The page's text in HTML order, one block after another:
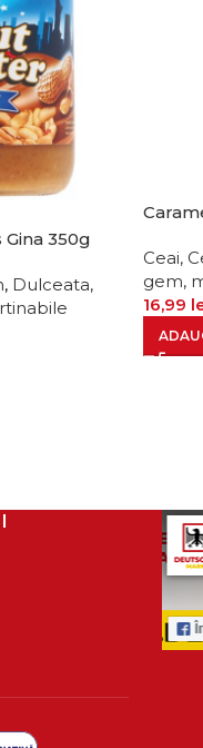
350g
, Dulceata,
Ceai,
gem,
16,99